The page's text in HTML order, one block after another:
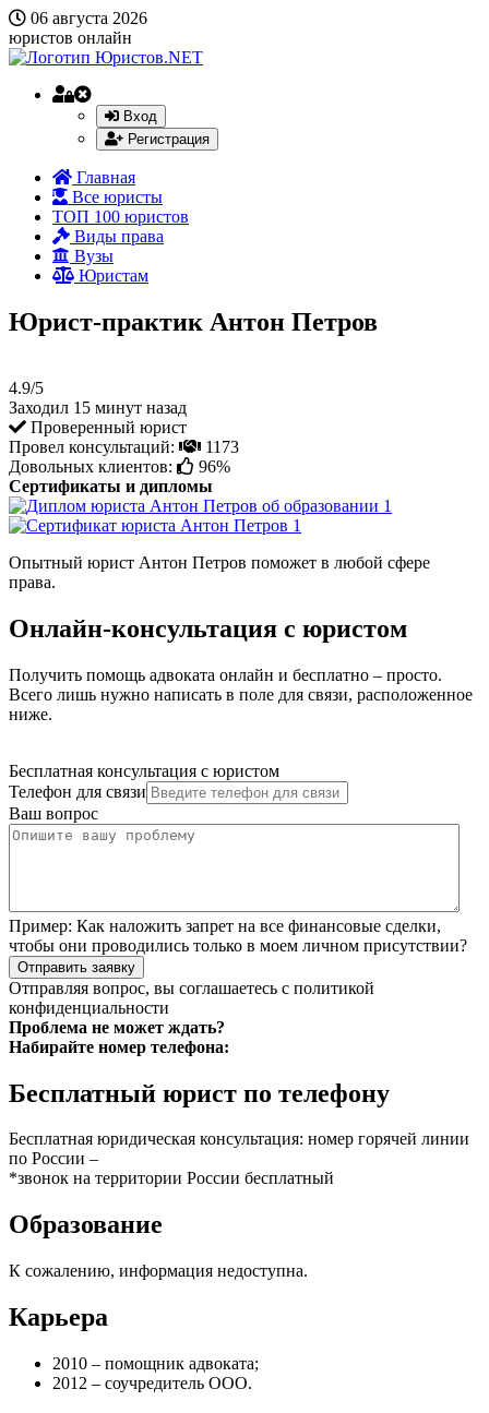
06 августа 2026
юристов онлайн
Вход
Регистрация
Главная
Все юристы
ТОП 100 юристов
Виды права
Вузы
Юристам
Юрист-практик Антон Петров
4.9/5
Заходил 15 минут назад
Проверенный юрист
Провел консультаций:
1173
Довольных клиентов:
96%
Сертификаты и дипломы
Опытный юрист Антон Петров поможет в любой сфере
права.
Онлайн-консультация с юристом
Получить помощь адвоката онлайн и бесплатно – просто.
Всего лишь нужно написать в поле для связи, расположенное
ниже.
Бесплатная консультация с юристом
Телефон для связи
Ваш вопрос
Пример: Как наложить запрет на все финансовые сделки,
чтобы они проводились только в моем личном присутствии?
Отправить заявку
Отправляя вопрос, вы соглашаетесь с политикой
конфиденциальности
Проблема не может ждать?
Набирайте номер телефона:
Бесплатный юрист по телефону
Бесплатная юридическая консультация: номер горячей линии
по России –
*звонок на территории России бесплатный
Образование
К сожалению, информация недоступна.
Карьера
2010 – помощник адвоката;
2012 – соучредитель ООО.